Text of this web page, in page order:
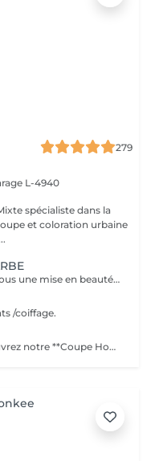
279
L-4940
spécialiste dans la
et coloration urbaine
**Coupe Homme & Barbe** Offrez-vous une mise en beauté complète avec notre service **Coupe Homme & Barbe**, conçu pour les hommes qui souhaitent un style parfaitement maîtrisé de la tête à la barbe. La prestation débute par une **consultation personnalisée** afin de définir la coupe et la forme de barbe qui mettront le mieux en valeur votre visage. Nos experts réalisent ensuite une **coupe de cheveux précise et structurée**, suivie d'un **travail minutieux de la barbe** : taille, définition des contours et mise en forme pour un rendu propre et harmonieux. Le service se termine par un **coiffage professionnel et une finition barbe soignée** pour un résultat net, élégant et durable. L'alliance parfaite entre coupe et barbe pour un look soigné, moderne et parfaitement équilibré.
/coiffage.
**Coupe Homme Signature** Découvrez notre **Coupe Homme Signature**, un service premium pensé pour les hommes qui recherchent plus qu'une simple coupe : une véritable expérience de style. Chaque rendez-vous débute par une **consultation personnalisée** afin d'analyser la forme de votre visage, la nature de vos cheveux et votre style de vie. Nos experts réalisent ensuite une coupe précise et parfaitement structurée, travaillée dans les moindres détails pour un résultat élégant, moderne et durable. La prestation se termine par un **coiffage professionnel avec des produits haut de gamme**, pour sublimer votre coupe et vous offrir une finition impeccable. Un moment de soin et de précision dédié aux hommes exigeants qui souhaitent afficher un style soigné et distingué.